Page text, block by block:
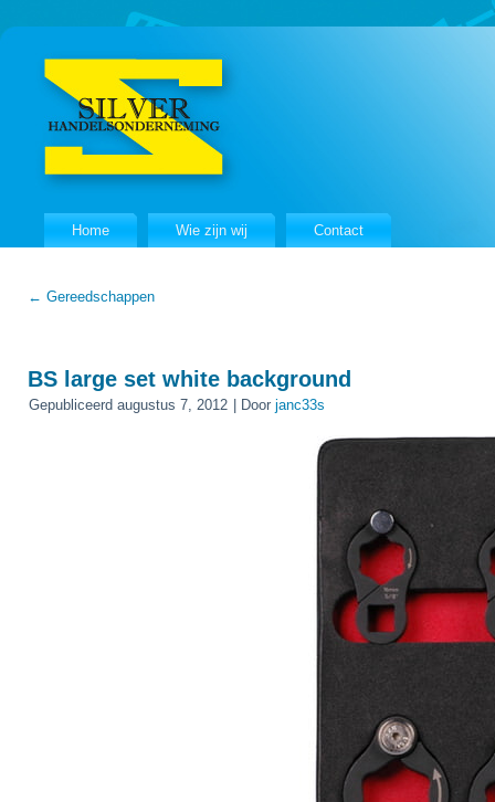
Home Wie zijn wij Contact
← Gereedschappen
BS large set white background
Gepubliceerd augustus 7, 2012 Door janc33s